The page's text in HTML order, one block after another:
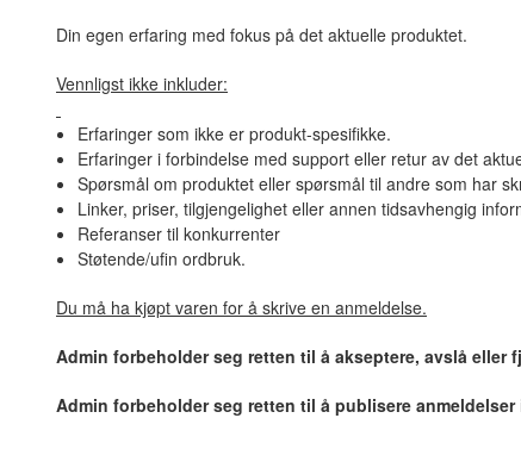
Din egen erfaring med fokus på det aktuelle produktet.
Vennligst ikke inkluder:
Erfaringer som ikke er produkt-spesifikke.
Erfaringer i forbindelse med support eller retur av det
Spørsmål om produktet eller spørsmål til andre som har
Linker, priser, tilgjengelighet eller annen tidsavhengig
Referanser til konkurrenter
Støtende/ufin ordbruk.
Du må ha kjøpt varen for å skrive en anmeldelse.
Admin forbeholder seg retten til å akseptere, avslå
Admin forbeholder seg retten til å publisere